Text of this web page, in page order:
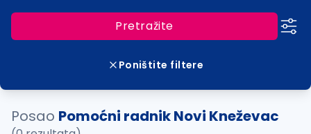
Pretražite
Poništite filtere
Posao Pomoćni radnik Novi Kneževac